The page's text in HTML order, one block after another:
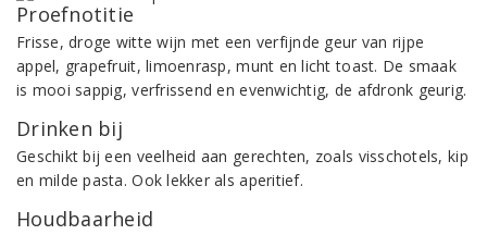
Proefnotitie
Frisse, droge witte wijn met een verfijnde geur van rijpe
appel, grapefruit, limoenrasp, munt en licht toast. De smaak
is mooi sappig, verfrissend en evenwichtig, de afdronk geurig.
Drinken bij
Geschikt bij een veelheid aan gerechten, zoals visschotels, kip
en milde pasta. Ook lekker als aperitief.
Houdbaarheid